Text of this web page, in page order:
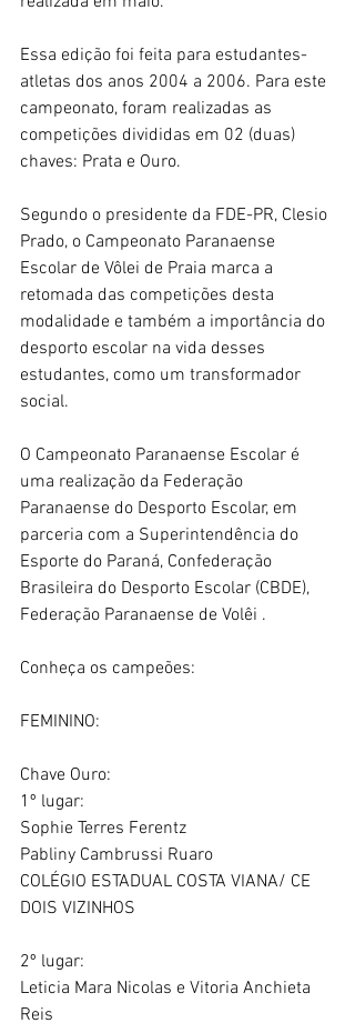
Essa edição foi feita para estudantes-
atletas dos anos 2004 a 2006. Para este
campeonato, foram realizadas as
competições divididas em 02 (duas)
chaves: Prata e Ouro.
Segundo o presidente da FDE-PR, Clesio
Prado, o Campeonato Paranaense
Escolar de Vôlei de Praia marca a
retomada das competições desta
modalidade e também a importância do
desporto escolar na vida desses
estudantes, como um transformador
social.
O Campeonato Paranaense Escolar é
uma realização da Federação
Paranaense do Desporto Escolar, em
parceria com a Superintendência do
Esporte do Paraná, Confederação
Brasileira do Desporto Escolar (CBDE),
Federação Paranaense de Volêi .
Conheça os campeões:
FEMININO:
Chave Ouro:
1º lugar:
Sophie Terres Ferentz
Pabliny Cambrussi Ruaro
COLÉGIO ESTADUAL COSTA VIANA/ CE
DOIS VIZINHOS
2º lugar:
Leticia Mara Nicolas e Vitoria Anchieta
Reis